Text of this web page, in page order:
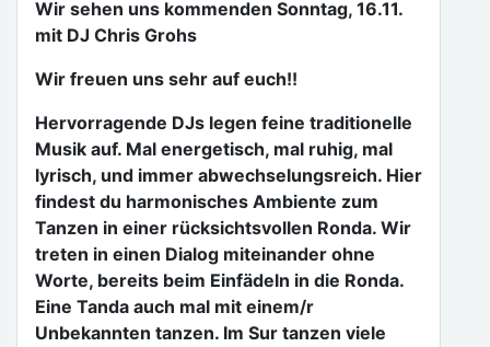
Wir sehen uns kommenden Sonntag, 16.11.
mit DJ Chris Grohs
Wir freuen uns sehr auf euch!!
Hervorragende DJs legen feine traditionelle
Musik auf. Mal energetisch, mal ruhig, mal
lyrisch, und immer abwechselungsreich. Hier
findest du harmonisches Ambiente zum
Tanzen in einer rücksichtsvollen Ronda. Wir
treten in einen Dialog miteinander ohne
Worte, bereits beim Einfädeln in die Ronda.
Eine Tanda auch mal mit einem/r
Unbekannten tanzen. Im Sur tanzen viele